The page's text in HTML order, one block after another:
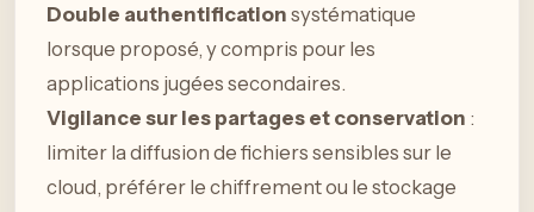
Double authentification systématique
lorsque proposé, y compris pour les
applications jugées secondaires.
Vigilance sur les partages et conservation :
limiter la diffusion de fichiers sensibles sur le
cloud, préférer le chiffrement ou le stockage